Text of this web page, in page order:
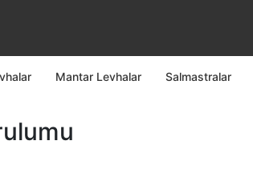
Mantar Levhalar Salmastralar